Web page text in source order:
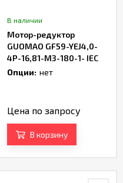
В наличии
Мотор-редуктор
GUOMAO GF59-YEJ4,0-
4P-16,81-M3-180-1- IEC
Опции: нет
Цена по запросу
В корзину